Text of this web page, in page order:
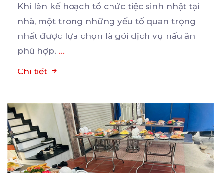
Khi lên kế hoạch tổ chức tiệc sinh nhật tại
nhà, một trong những yếu tố quan trọng
nhất được lựa chọn là gói dịch vụ nấu ăn
phù hợp. ...
Chi tiết